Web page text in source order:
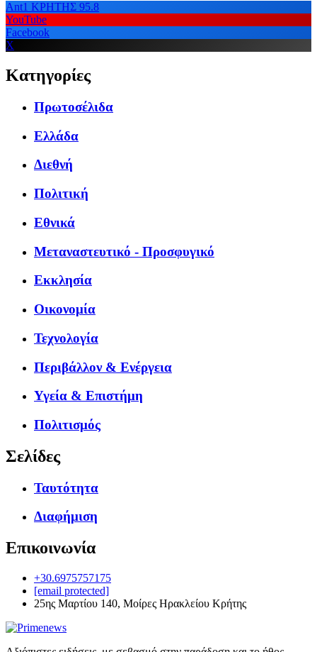
Ant1 ΚΡΗΤΗΣ 95.8
YouTube
Facebook
X
Κατηγορίες
Πρωτοσέλιδα
Ελλάδα
Διεθνή
Πολιτική
Εθνικά
Μεταναστευτικό - Προσφυγικό
Εκκλησία
Οικονομία
Τεχνολογία
Περιβάλλον & Ενέργεια
Υγεία & Επιστήμη
Πολιτισμός
Σελίδες
Ταυτότητα
Διαφήμιση
Επικοινωνία
+30.6975757175
[email protected]
25ης Μαρτίου 140, Μοίρες Ηρακλείου Κρήτης